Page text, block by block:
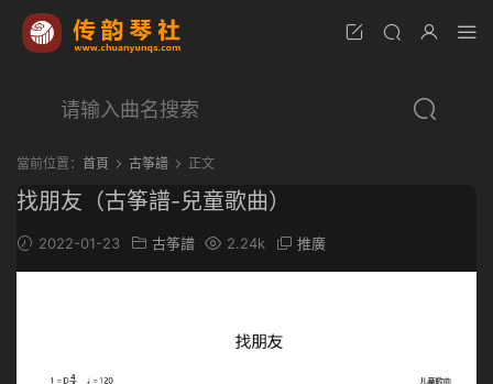
當前位置： 首頁 古筝譜 正文
找朋友（古筝譜-兒童歌曲）
2022-01-23 古筝譜 2.24k 推廣